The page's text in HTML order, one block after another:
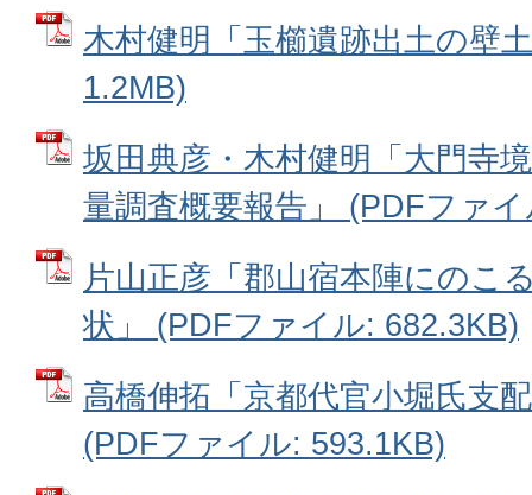
木村健明「玉櫛遺跡出土の壁
1.2MB)
坂田典彦・木村健明「大門寺
量調査概要報告」 (PDFファ
片山正彦「郡山宿本陣にのこ
状」 (PDFファイル: 682.3KB)
高橋伸拓「京都代官小堀氏支
(PDFファイル: 593.1KB)